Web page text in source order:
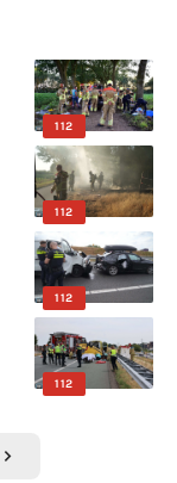
112
112
112
112